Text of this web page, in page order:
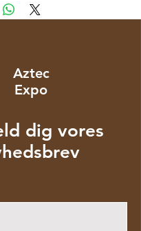
Aztec
Expo
dig vores